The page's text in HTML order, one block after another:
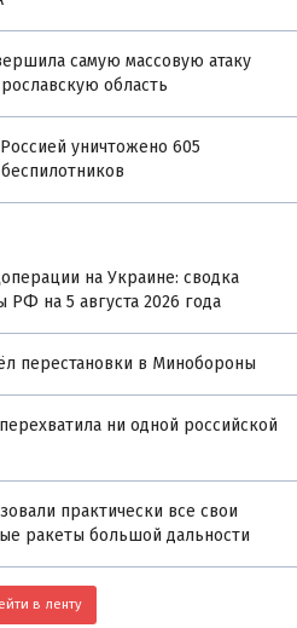
самую массовую атаку
область
уничтожено 605
на Украине: сводка
на 5 августа 2026 года
перестановки в Минобороны
ни одной российской
практически все свои
ракеты большой дальности
в ленту